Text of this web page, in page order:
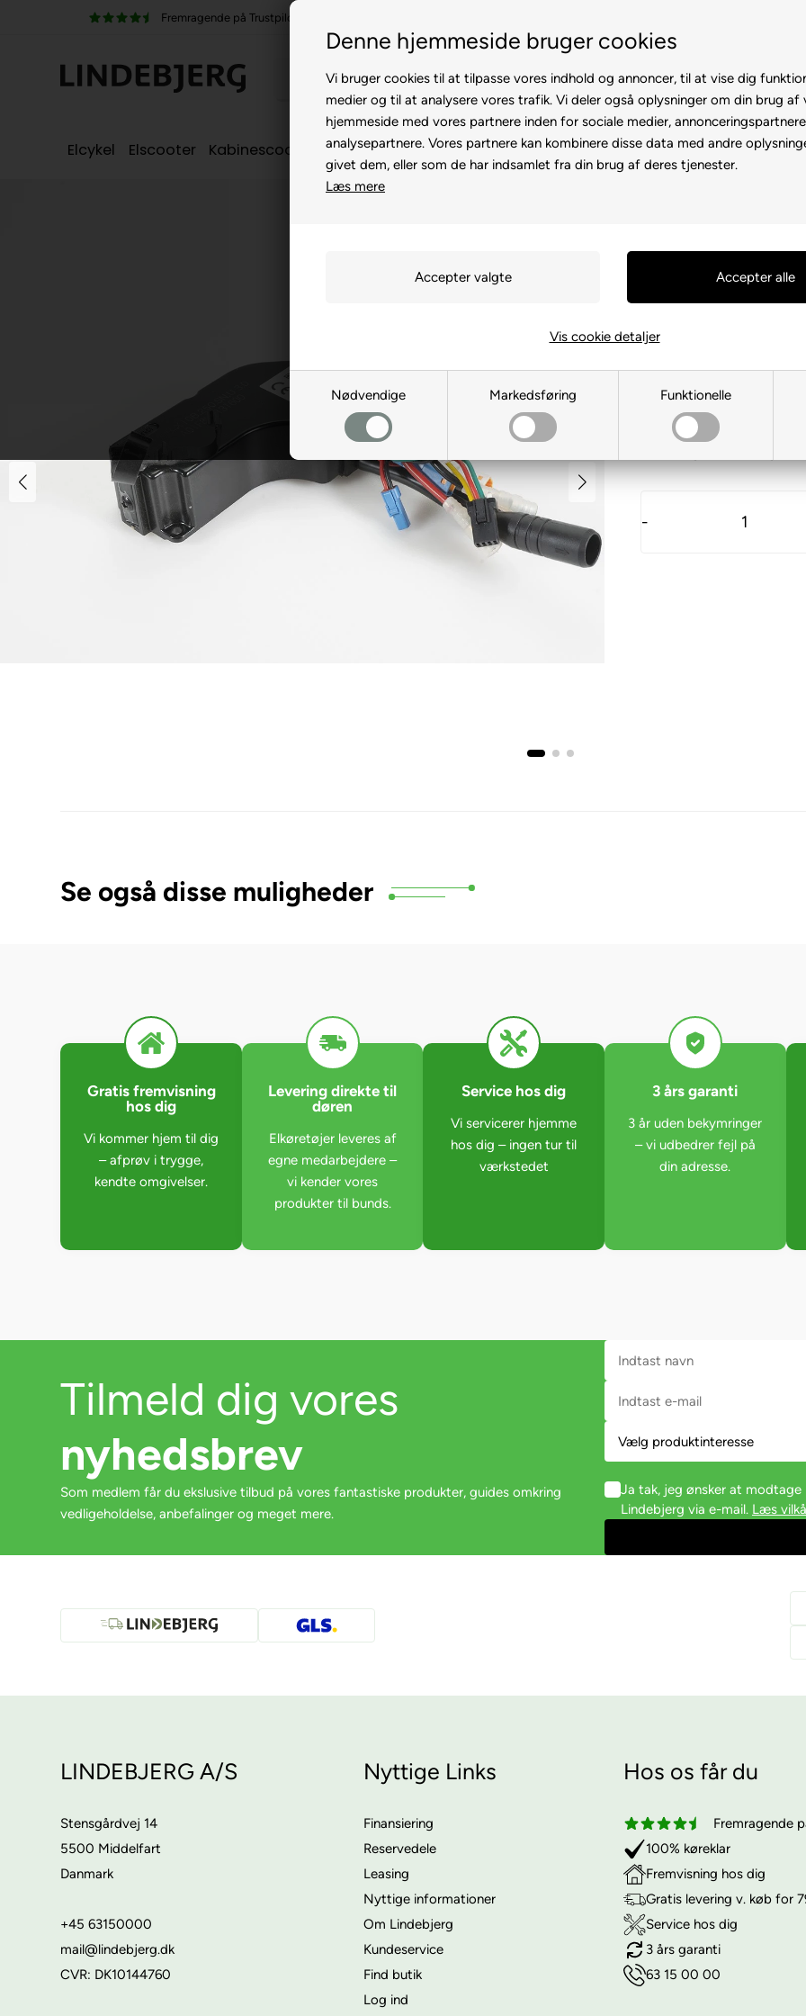
Denne hjemmeside bruger cookies
Vi bruger cookies til at tilpasse vores indhold og annoncer, til at vise dig
medier og til at analysere vores trafik. Vi deler også oplysninger om din brug af
hjemmeside med vores partnere inden for sociale medier,
analysepartnere. Vores partnere kan kombinere disse data med andre
givet dem, eller som de har indsamlet fra din brug af deres tjenester.
Læs mere
Nødvendige Markedsføring Funktionelle
Vis cookie detaljer
på Trustpilot 100% køreklar
Elcykel Elscooter Kabinescooter Seniorcykel Rollator Brugte Otiumstole El-kørestol
Styreboks
krank - Fri
2.349,00
-
Se også disse muligheder
Gratis fremvisning
hos dig
Vi kommer hjem til dig
– afprøv i trygge,
kendte omgivelser.
Levering direkte til
døren
Elkøretøjer leveres af
egne medarbejdere –
vi kender vores
produkter til bunds.
Service hos dig
Vi servicerer hjemme
hos dig – ingen tur til
værkstedet
3 års garanti
3 år uden bekymringer
– vi udbedrer fejl på
din adresse.
Tilmeld dig vores
nyhedsbrev
Som medlem får du ekslusive tilbud på vores fantastiske produkter, guides omkring
vedligeholdelse, anbefalinger og meget mere.
Ja tak, jeg ønsker at
Lindebjerg via e-mail. Læs
LINDEBJERG A/S
Stensgårdvej 14
5500 Middelfart
Danmark
+45 63150000
mail@lindebjerg.dk
CVR: DK10144760
Nyttige Links
Finansiering
Reservedele
Leasing
Nyttige informationer
Om Lindebjerg
Kundeservice
Find butik
Log ind
Hos os får du
Fremragende
100% køreklar
Fremvisning hos dig
Gratis levering v. køb for
Service hos dig
3 års garanti
63 15 00 00